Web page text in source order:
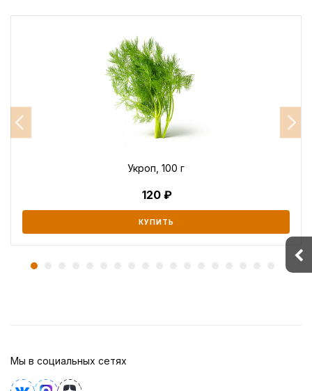
Укроп, 100 г
120
КУПИТЬ
Мы в социальных сетях